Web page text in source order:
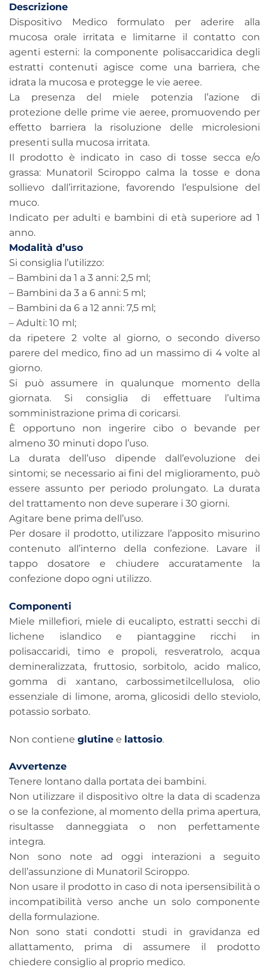
Descrizione
Dispositivo Medico formulato per aderire alla
mucosa orale irritata e limitarne il contatto con
agenti esterni: la componente polisaccaridica degli
estratti contenuti agisce come una barriera, che
idrata la mucosa e protegge le vie aeree.
La presenza del miele potenzia l’azione di
protezione delle prime vie aeree, promuovendo per
effetto barriera la risoluzione delle microlesioni
presenti sulla mucosa irritata.
Il prodotto è indicato in caso di tosse secca e/o
grassa: Munatoril Sciroppo calma la tosse e dona
sollievo dall’irritazione, favorendo l’espulsione del
muco.
Indicato per adulti e bambini di età superiore ad 1
anno.
Modalità d’uso
Si consiglia l’utilizzo:
– Bambini da 1 a 3 anni: 2,5 ml;
– Bambini da 3 a 6 anni: 5 ml;
– Bambini da 6 a 12 anni: 7,5 ml;
– Adulti: 10 ml;
da ripetere 2 volte al giorno, o secondo diverso
parere del medico, fino ad un massimo di 4 volte al
giorno.
Si può assumere in qualunque momento della
giornata. Si consiglia di effettuare l’ultima
somministrazione prima di coricarsi.
È opportuno non ingerire cibo o bevande per
almeno 30 minuti dopo l’uso.
La durata dell’uso dipende dall’evoluzione dei
sintomi; se necessario ai fini del miglioramento, può
essere assunto per periodo prolungato. La durata
del trattamento non deve superare i 30 giorni.
Agitare bene prima dell’uso.
Per dosare il prodotto, utilizzare l’apposito misurino
contenuto all’interno della confezione. Lavare il
tappo dosatore e chiudere accuratamente la
confezione dopo ogni utilizzo.
Componenti
Miele millefiori, miele di eucalipto, estratti secchi di
lichene islandico e piantaggine ricchi in
polisaccaridi, timo e propoli, resveratrolo, acqua
demineralizzata, fruttosio, sorbitolo, acido malico,
gomma di xantano, carbossimetilcellulosa, olio
essenziale di limone, aroma, glicosidi dello steviolo,
potassio sorbato.
Non contiene glutine e lattosio.
Avvertenze
Tenere lontano dalla portata dei bambini.
Non utilizzare il dispositivo oltre la data di scadenza
o se la confezione, al momento della prima apertura,
risultasse danneggiata o non perfettamente
integra.
Non sono note ad oggi interazioni a seguito
dell’assunzione di Munatoril Sciroppo.
Non usare il prodotto in caso di nota ipersensibilità o
incompatibilità verso anche un solo componente
della formulazione.
Non sono stati condotti studi in gravidanza ed
allattamento, prima di assumere il prodotto
chiedere consiglio al proprio medico.